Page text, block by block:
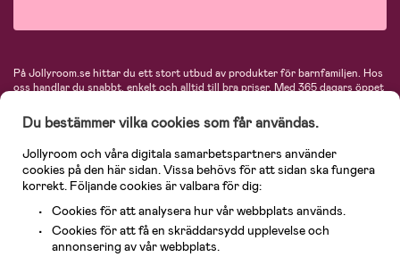
På Jollyroom.se hittar du ett stort utbud av produkter för barnfamiljen. Hos
oss handlar du snabbt, enkelt och alltid till bra priser. Med 365 dagars öppet
hos oss. I vårt sortiment hittar du barnvagnar, bilstolar, kläder för barn och
baby, produkter för mamman, massor av inspirerande inredning, leksaker,
varumärken så som Britax, Maxi-Cosi, Baby Jogger, BabyBjörn, Didriksons,
KidKraft, Ergobaby, Philips Avent, Neonate, Cybex, LEGO och många fler.
Välkommen in och kika runt i Nordens största barn- och babybutik på nätet!
Du bestämmer vilka cookies som får användas.
Jollyroom och våra digitala samarbetspartners använder
cookies på den här sidan. Vissa behövs för att sidan ska fungera
korrekt. Följande cookies är valbara för dig:
Cookies för att analysera hur vår webbplats används.
Cookies för att få en skräddarsydd upplevelse och
annonsering av vår webbplats.